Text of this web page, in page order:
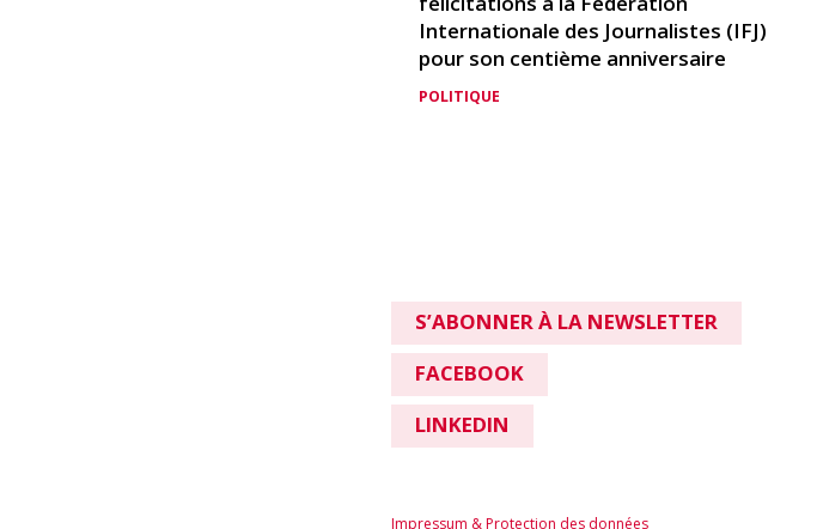
Internationale des Journalistes (IFJ)
pour son centième anniversaire
POLITIQUE
S’ABONNER À LA NEWSLETTER
FACEBOOK
LINKEDIN
Impressum & Protection des données